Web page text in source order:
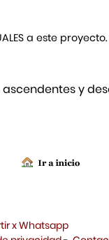
a este
y
x Whatsapp